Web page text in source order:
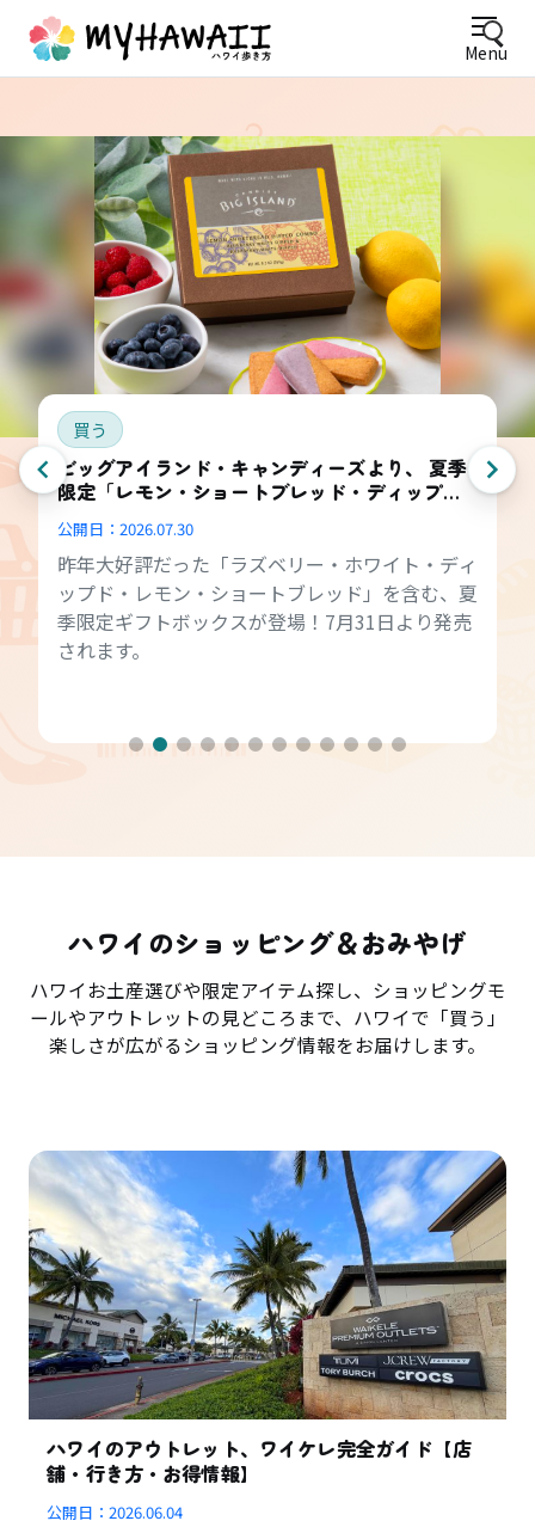
Menu
買う
ビッグアイランド・キャンディーズより、 夏季
限定「レモン・ショートブレッド・ディップ
公開日： 2026.07.30
昨年大好評だった「ラズベリー・ホワイト・ディ
ップド・レモン・ショートブレッド」を含む、夏
季限定ギフトボックスが登場！7月31日より発売
されます。
ハワイのショッピング＆おみやげ
ハワイお土産選びや限定アイテム探し、ショッピングモ
ールやアウトレットの見どころまで、ハワイで「買う」
楽しさが広がるショッピング情報をお届けします。
ハワイのアウトレット、ワイケレ完全ガイド【店
舗・行き方・お得情報】
公開日：2026.06.04